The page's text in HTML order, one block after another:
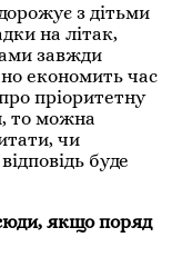
з дітьми
на літак,
завжди
економить час
пріоритетну
то можна
чи
буде
якщо поряд